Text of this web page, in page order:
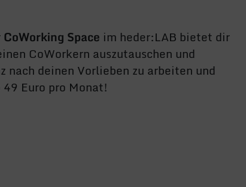
CoWorking Space im heder:LAB bietet dir
CoWorkern auszutauschen und
deinen Vorlieben zu arbeiten und
Euro pro Monat!